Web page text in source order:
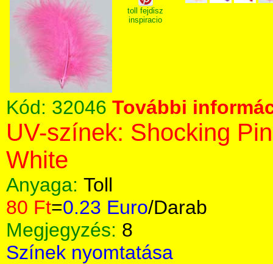
toll fejdisz
inspiracio
Kód: 32046 További
UV-színek: Shocking
White
Anyaga: Toll
80 Ft=0.23 Euro/Darab
Megjegyzés: 8
Színek nyomtatása